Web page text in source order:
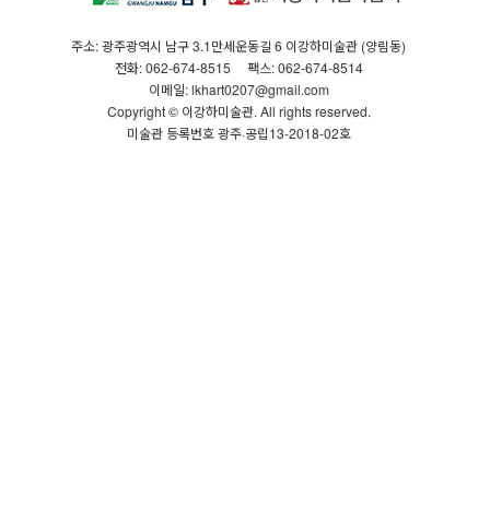
주소: 광주광역시 남구 3.1만세운동길 6 이강하미술관 (양림동)
전화: 062-674-8515
팩스: 062-674-8514
이메일: lkhart0207@gmail.com
Copyright © 이강하미술관. All rights reserved.
미술관 등록번호 광주·공립13-2018-02호